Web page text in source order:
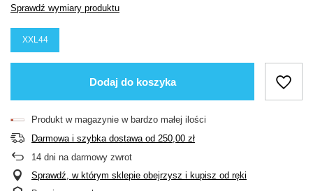
Sprawdź wymiary produktu
XXL44
Dodaj do koszyka
Produkt w magazynie w bardzo małej ilości
Darmowa i szybka dostawaod 250,00 zł
14 dni na darmowy zwrot
Sprawdź, w którym sklepie obejrzysz i kupisz od ręki